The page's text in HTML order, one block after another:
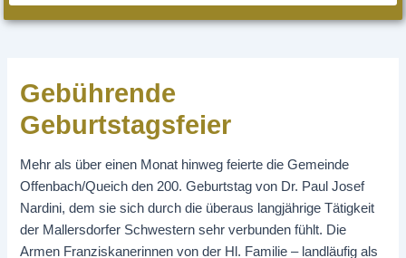
Gebührende
Geburtstagsfeier
Mehr als über einen Monat hinweg feierte die Gemeinde
Offenbach/Queich den 200. Geburtstag von Dr. Paul Josef
Nardini, dem sie sich durch die überaus langjährige Tätigkeit
der Mallersdorfer Schwestern sehr verbunden fühlt. Die
Armen Franziskanerinnen von der Hl. Familie – landläufig als